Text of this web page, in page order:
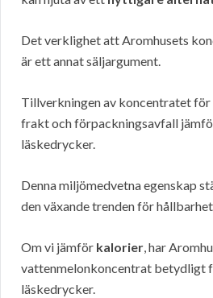
Det verklighet att Aromhusets
är ett annat säljargument.
Tillverkningen av koncentratet
frakt och förpackningsavfall
läskedrycker.
Denna miljömedvetna egenskap
den växande trenden för
Om vi jämför kalorier, har
vattenmelonkoncentrat betydligt
läskedrycker.